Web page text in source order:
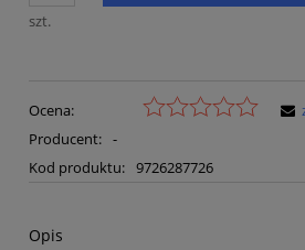
szt.
Ocena:
Producent: -
Kod produktu: 9726287726
Opis